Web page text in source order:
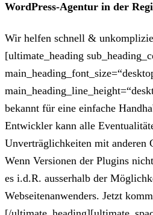
WordPress-Agentur in der
Wir helfen schnell &
[ultimate_heading
bekannt für eine einfache
Entwickler kann alle
Unverträglichkeiten mit anderen
Wenn Versionen der Plugins
es i.d.R. ausserhalb der
Webseitenanwenders. Jetzt